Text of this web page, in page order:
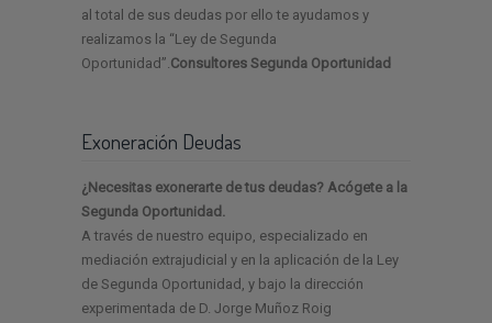
al total de sus deudas por ello te ayudamos y
realizamos la “Ley de Segunda
Oportunidad”. Consultores Segunda Oportunidad
Exoneración Deudas
¿Necesitas exonerarte de tus deudas? Acógete a la
Segunda Oportunidad.
A través de nuestro equipo, especializado en
mediación extrajudicial y en la aplicación de la Ley
de Segunda Oportunidad, y bajo la dirección
experimentada de D. Jorge Muñoz Roig